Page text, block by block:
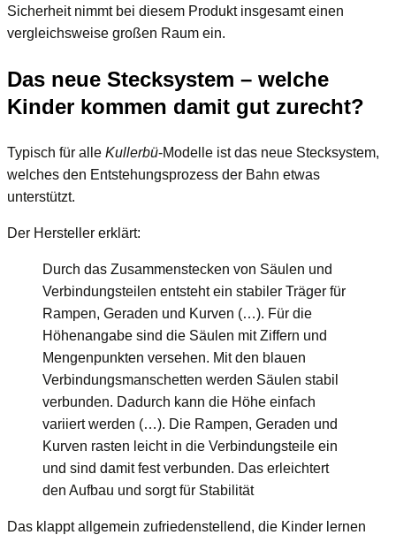
Sicherheit nimmt bei diesem Produkt insgesamt einen
vergleichsweise großen Raum ein.
Das neue Stecksystem – welche
Kinder kommen damit gut zurecht?
Typisch für alle Kullerbü-Modelle ist das neue Stecksystem,
welches den Entstehungsprozess der Bahn etwas
unterstützt.
Der Hersteller erklärt:
Durch das Zusammenstecken von Säulen und
Verbindungsteilen entsteht ein stabiler Träger für
Rampen, Geraden und Kurven (…). Für die
Höhenangabe sind die Säulen mit Ziffern und
Mengenpunkten versehen. Mit den blauen
Verbindungsmanschetten werden Säulen stabil
verbunden. Dadurch kann die Höhe einfach
variiert werden (…). Die Rampen, Geraden und
Kurven rasten leicht in die Verbindungsteile ein
und sind damit fest verbunden. Das erleichtert
den Aufbau und sorgt für Stabilität
Das klappt allgemein zufriedenstellend, die Kinder lernen